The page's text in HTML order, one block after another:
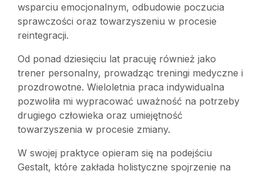
wsparciu emocjonalnym, odbudowie poczucia
sprawczości oraz towarzyszeniu w procesie
reintegracji.
Od ponad dziesięciu lat pracuję również jako
trener personalny, prowadząc treningi medyczne i
prozdrowotne. Wieloletnia praca indywidualna
pozwoliła mi wypracować uważność na potrzeby
drugiego człowieka oraz umiejętność
towarzyszenia w procesie zmiany.
W swojej praktyce opieram się na podejściu
Gestalt, które zakłada holistyczne spojrzenie na